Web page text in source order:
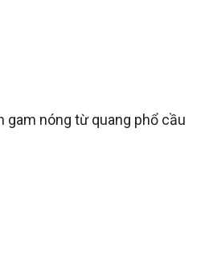
gam nóng từ quang phổ cầu